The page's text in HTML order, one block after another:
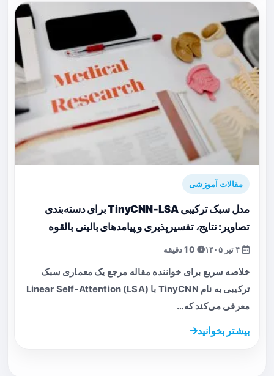
مقالات آموزشی
مدل سبک ترکیبی TinyCNN‑LSA برای دسته‌بندی
تصاویر: نتایج، تفسیرپذیری و پیامدهای بالینی بالقوه
خلاصه سریع برای خواننده مقاله مرجع یک معماری سبک
ترکیبی به نام TinyCNN با Linear Self‑Attention (LSA)
معرفی می‌کند که…
بیشتر بخوانید